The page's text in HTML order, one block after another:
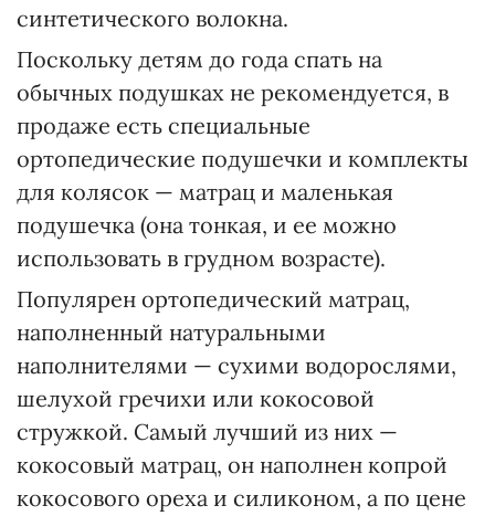
синтетического волокна.
Поскольку детям до года спать на
обычных подушках не рекомендуется, в
продаже есть специальные
ортопедические подушечки и комплекты
для колясок — матрац и маленькая
подушечка (она тонкая, и ее можно
использовать в грудном возрасте).
Популярен ортопедический матрац,
наполненный натуральными
наполнителями — сухими водорослями,
шелухой гречихи или кокосовой
стружкой. Самый лучший из них —
кокосовый матрац, он наполнен копрой
кокосового ореха и силиконом, а по цене